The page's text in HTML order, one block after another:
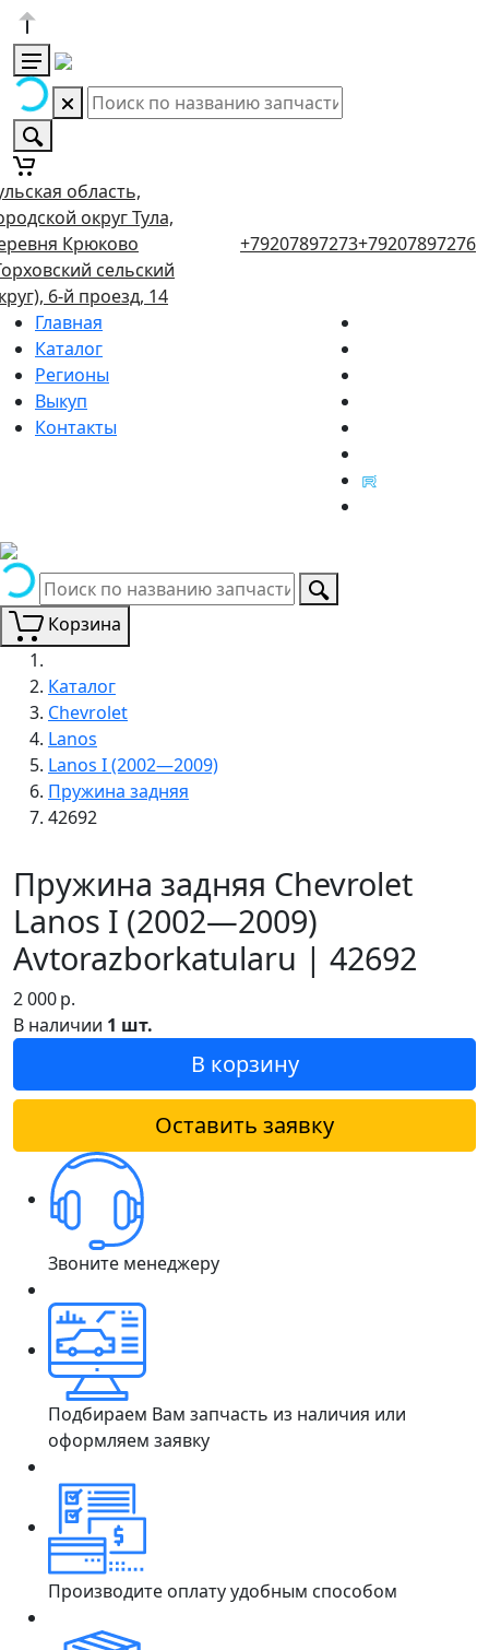
область,
округ Тула,
Крюково
сельский
6-й проезд, 14
+79207897273+79207897276
Главная
Каталог
Регионы
Выкуп
Контакты
Корзина
Каталог
Chevrolet
Lanos
Lanos I (2002—2009)
Пружина задняя
42692
Пружина задняя Chevrolet
Lanos I (2002—2009)
Avtorazborkatularu | 42692
2 000р.
В наличии 1 шт.
В корзину
Оставить заявку
Звоните менеджеру
Подбираем Вам запчасть из наличия или
оформляем заявку
Производите оплату удобным способом